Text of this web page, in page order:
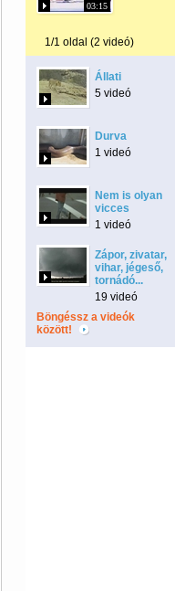
03:15
1/1 oldal (2 videó)
Állati
5 videó
Durva
1 videó
Nem is olyan
vicces
1 videó
Zápor, zivatar,
vihar, jégeső,
tornádó...
19 videó
Böngéssz a videók
között!